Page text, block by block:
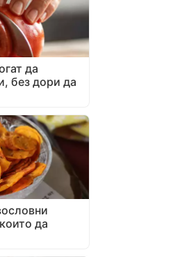
на автора
снимка
да
без дори да
да